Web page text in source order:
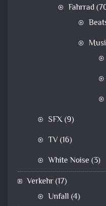
Fahrrad
SFX(9)
TV(16)
White Noise (3)
Verkehr(17)
Unfall (4)